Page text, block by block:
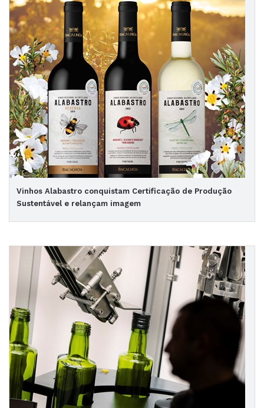
Vinhos Alabastro conquistam Certificação de Produção
Sustentável e relançam imagem